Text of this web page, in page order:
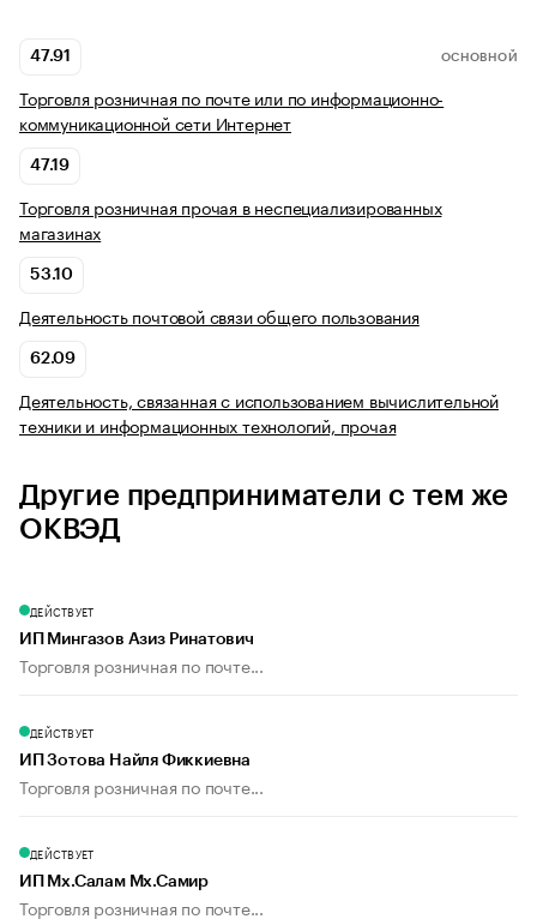
47.91 ОСНОВНОЙ
Торговля розничная по почте или по информационно-
коммуникационной сети Интернет
47.19
Торговля розничная прочая в неспециализированных
магазинах
53.10
Деятельность почтовой связи общего пользования
62.09
Деятельность, связанная с использованием вычислительной
техники и информационных технологий, прочая
Другие предприниматели с тем же
ОКВЭД
ДЕЙСТВУЕТ
ИП Мингазов Азиз Ринатович
Торговля розничная по почте...
ДЕЙСТВУЕТ
ИП Зотова Найля Фиккиевна
Торговля розничная по почте...
ДЕЙСТВУЕТ
ИП Мх.Салам Мх.Самир
Торговля розничная по почте...